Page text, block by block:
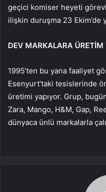
geçici komiser heyeti
ilişkin duruşma 23 Ekim’de
DEV MARKALARA ÜRETİM
1995’ten bu yana faaliyet
Esenyurt’taki tesislerinde
üretimi yapıyor. Grup,
Zara, Mango, H&M, Gap,
dünyaca ünlü markalarla